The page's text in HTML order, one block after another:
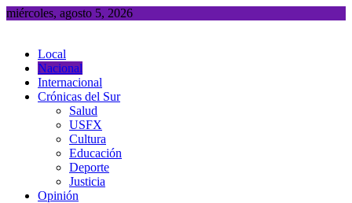
Saltar
miércoles, agosto 5, 2026
Local
Nacional
Internacional
Crónicas del Sur
Salud
USFX
Cultura
Educación
Deporte
Justicia
Opinión